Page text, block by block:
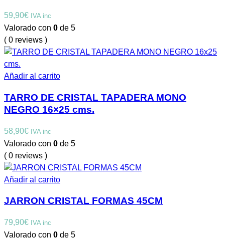
59,90€ IVA inc
Valorado con 0 de 5
( 0 reviews )
Añadir al carrito
TARRO DE CRISTAL TAPADERA MONO
NEGRO 16×25 cms.
58,90€ IVA inc
Valorado con 0 de 5
( 0 reviews )
Añadir al carrito
JARRON CRISTAL FORMAS 45CM
79,90€ IVA inc
Valorado con 0 de 5